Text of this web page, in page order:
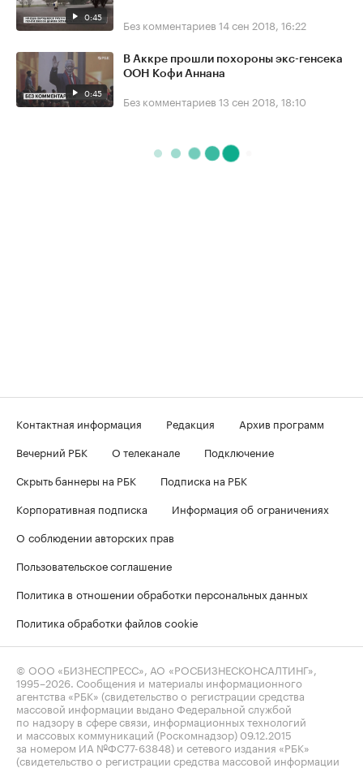
0:45 Без комментариев 14 сен 2018, 16:22
0:45
В Аккре прошли похороны экс-генсека
ООН Кофи Аннана
Без комментариев 13 сен 2018, 18:10
Контактная информация Редакция
Архив программ
Вечерний РБК
О телеканале
Подключение
Скрыть баннеры на РБК
Подписка на РБК
Корпоративная подписка
Информация об ограничениях
О соблюдении авторских прав
Пользовательское соглашение
Политика в отношении обработки персональных данных
Политика обработки файлов cookie
© ООО «БИЗНЕСПРЕСС», АО «РОСБИЗНЕСКОНСАЛТИНГ»,
1995–2026 . Сообщения и материалы информационного
агентства «РБК» (свидетельство о регистрации средства
массовой информации выдано Федеральной службой
по надзору в сфере связи, информационных технологий
и массовых коммуникаций (Роскомнадзор) 09.12.2015
за номером ИА №ФС77-63848) и сетевого издания «РБК»
(свидетельство о регистрации средства массовой информации